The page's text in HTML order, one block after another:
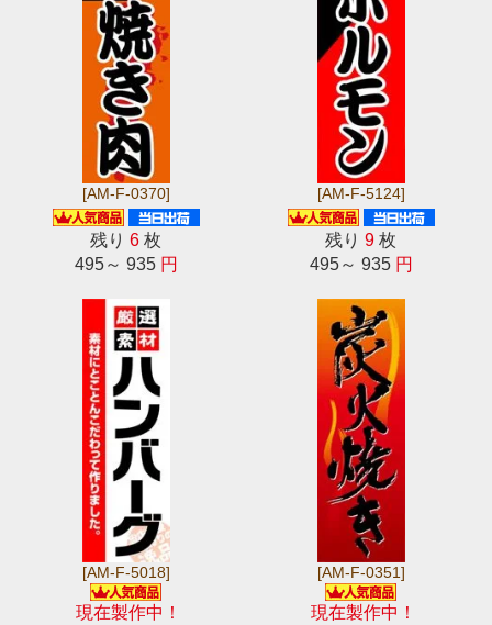
[AM-F-0370]
残り6 枚
495～ 935 円
[AM-F-5124]
残り9 枚
495～ 935 円
[AM-F-5018]
現在製作中！
[AM-F-0351]
現在製作中！